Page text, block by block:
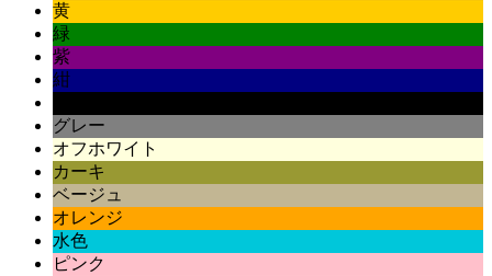
黄
緑
紫
紺
グレー
オフホワイト
カーキ
ベージュ
オレンジ
水色
ピンク